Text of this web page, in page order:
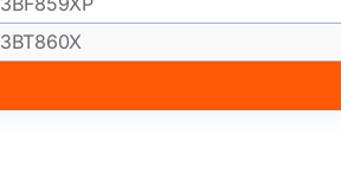
3BT860X